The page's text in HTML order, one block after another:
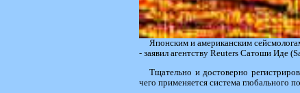
Японским и американским
- заявил агентству Reuters Сатоши Иде
Тщательно и достоверно
чего применяется система глобального